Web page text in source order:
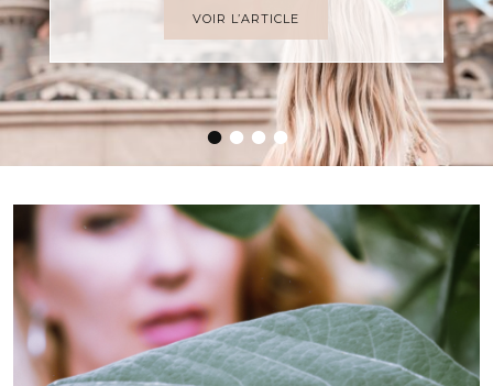
••••
VOIR L’ARTICLE